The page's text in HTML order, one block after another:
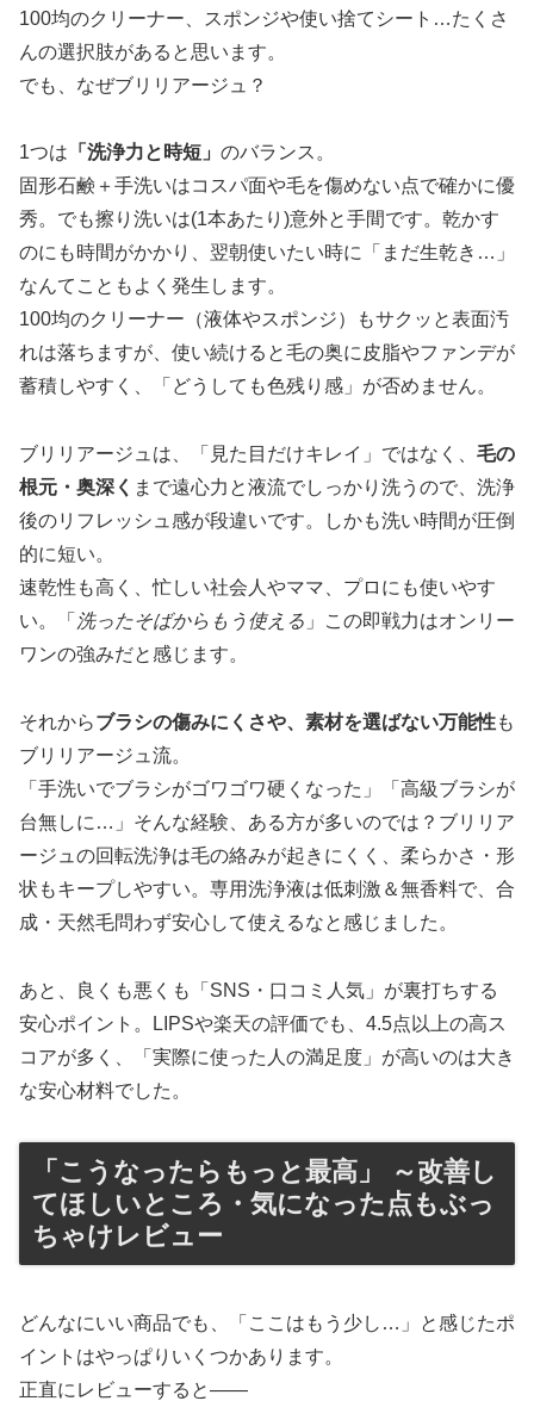
100均のクリーナー、スポンジや使い捨てシート…たくさ
んの選択肢があると思います。
でも、なぜブリリアージュ？
1つは 「洗浄力と時短」 のバランス。
固形石鹸＋手洗いはコスパ面や毛を傷めない点で確かに優
秀。でも擦り洗いは(1本あたり)意外と手間です。乾かす
のにも時間がかかり、翌朝使いたい時に「まだ生乾き…」
なんてこともよく発生します。
100均のクリーナー（液体やスポンジ）もサクッと表面汚
れは落ちますが、使い続けると毛の奥に皮脂やファンデが
蓄積しやすく、「どうしても色残り感」が否めません。
ブリリアージュは、「見た目だけキレイ」ではなく、 毛の
根元・奥深く まで遠心力と液流でしっかり洗うので、洗浄
後のリフレッシュ感が段違いです。しかも洗い時間が圧倒
的に短い。
速乾性も高く、忙しい社会人やママ、プロにも使いやす
い。「 洗ったそばからもう使える 」この即戦力はオンリー
ワンの強みだと感じます。
それからブラシの傷みにくさや、素材を選ばない万能性も
ブリリアージュ流。
「手洗いでブラシがゴワゴワ硬くなった」「高級ブラシが
台無しに…」そんな経験、ある方が多いのでは？ブリリア
ージュの回転洗浄は毛の絡みが起きにくく、柔らかさ・形
状もキープしやすい。専用洗浄液は低刺激＆無香料で、合
成・天然毛問わず安心して使えるなと感じました。
あと、良くも悪くも「SNS・口コミ人気」が裏打ちする
安心ポイント。LIPSや楽天の評価でも、4.5点以上の高ス
コアが多く、「実際に使った人の満足度」が高いのは大き
な安心材料でした。
「こうなったらもっと最高」 ～改善し
てほしいところ・気になった点もぶっ
ちゃけレビュー
どんなにいい商品でも、「ここはもう少し…」と感じたポ
イントはやっぱりいくつかあります。
正直にレビューすると――